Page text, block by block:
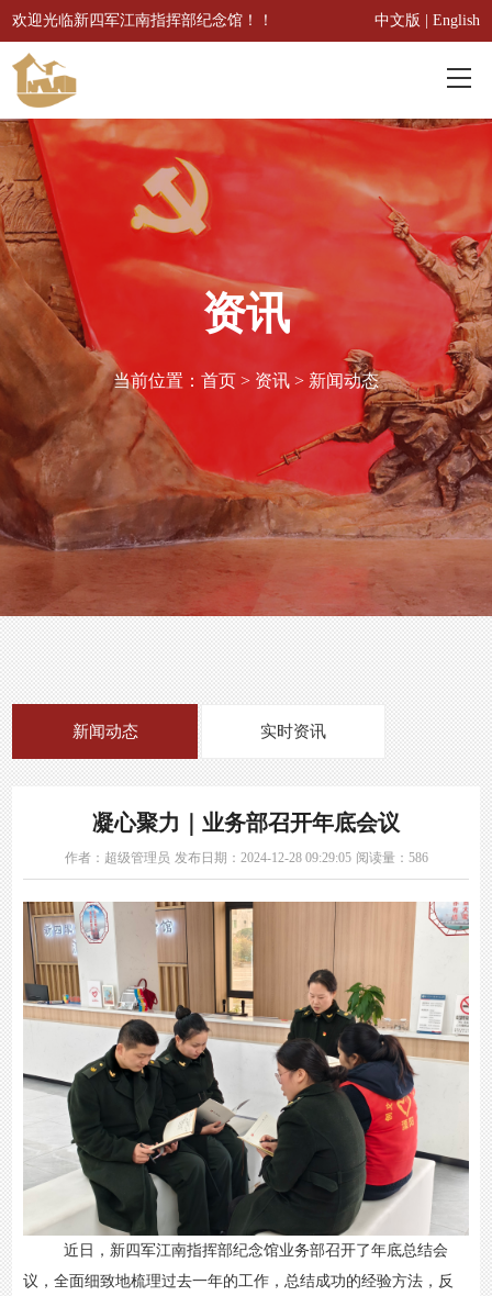
中文版 English
欢迎光临新四军江南指挥部纪念馆！！
首页
概况
本馆概况
历史沿革
主要荣誉
服务
参观指南
交通路线
问卷调查
参观预约
资讯
新闻动态
实时资讯
收藏
3D文物
藏品推荐
展览
常设展览
临时展览
数字展览
教育
活动回顾
博物馆之友
资讯
当前位置： 首页 > 资讯 > 新闻动态
新闻动态 实时资讯
凝心聚力｜业务部召开年底会议
作者：超级管理员 发布日期：2024-12-28 09:29:05 阅读量：586
近日，新四军江南指挥部纪念馆业务部召开了年底总结会
议，全面细致地梳理过去一年的工作，总结成功的经验方法，反